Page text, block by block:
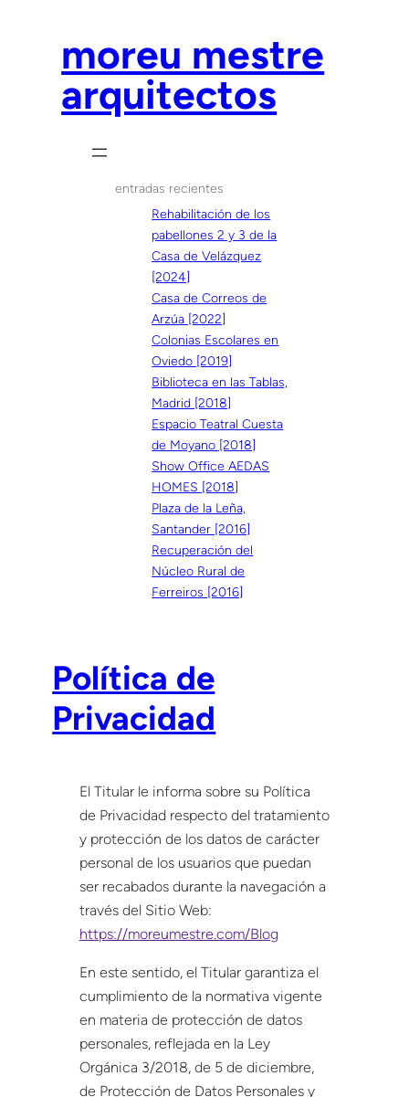
moreu mestre
arquitectos
entradas recientes
Rehabilitación de los
pabellones 2 y 3 de la
Casa de Velázquez
[2024]
Casa de Correos de
Arzúa [2022]
Colonias Escolares en
Oviedo [2019]
Biblioteca en las Tablas,
Madrid [2018]
Espacio Teatral Cuesta
de Moyano [2018]
Show Office AEDAS
HOMES [2018]
Plaza de la Leña,
Santander [2016]
Recuperación del
Núcleo Rural de
Ferreiros [2016]
Política de
Privacidad
El Titular le informa sobre su Política
de Privacidad respecto del tratamiento
y protección de los datos de carácter
personal de los usuarios que puedan
ser recabados durante la navegación a
través del Sitio Web:
https://moreumestre.com/Blog
En este sentido, el Titular garantiza el
cumplimiento de la normativa vigente
en materia de protección de datos
personales, reflejada en la Ley
Orgánica 3/2018, de 5 de diciembre,
de Protección de Datos Personales y